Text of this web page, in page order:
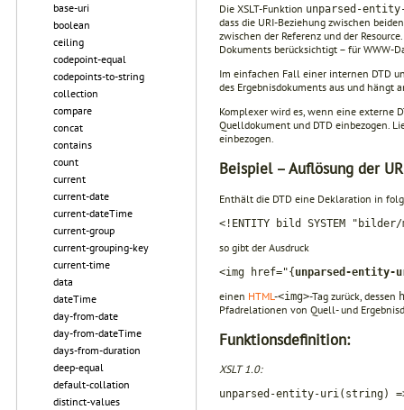
base-uri
boolean
ceiling
codepoint-equal
codepoints-to-string
collection
compare
concat
contains
count
current
current-date
current-dateTime
current-group
current-grouping-key
current-time
data
dateTime
day-from-date
day-from-dateTime
days-from-duration
deep-equal
default-collation
distinct-values
Die XSLT-Funktion unparsed-
dass die URI-Beziehung zwischen
zwischen der Referenz und der
Dokuments berücksich­tigt – für WWW-
Im einfachen Fall einer internen DTD
des Ergeb­nisdokuments aus und hängt
Komplexer wird es, wenn eine externe
Quelldoku­ment und DTD einbezogen.
einbezogen.
Beispiel – Auflösung der
Enthält die DTD eine Deklaration in
<!ENTITY bild SYSTEM "bilder/
so gibt der Ausdruck
<img href="{unparsed-entity-
einen HTML -<img>-Tag zurück, dessen
Pfadrela­tionen von Quell- und
Funktionsdefinition:
XSLT 1.0:
unparsed-entity-uri(string)